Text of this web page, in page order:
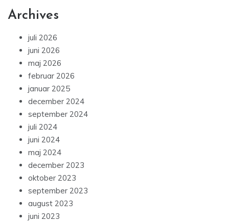
Archives
juli 2026
juni 2026
maj 2026
februar 2026
januar 2025
december 2024
september 2024
juli 2024
juni 2024
maj 2024
december 2023
oktober 2023
september 2023
august 2023
juni 2023